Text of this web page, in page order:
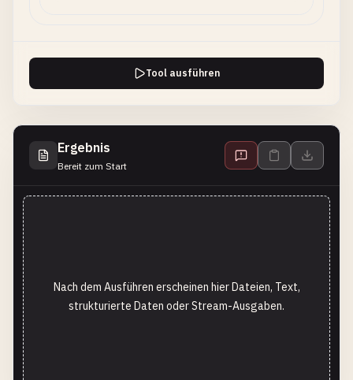
Tool ausführen
Ergebnis
Bereit zum Start
Nach dem Ausführen erscheinen hier Dateien, Text,
strukturierte Daten oder Stream-Ausgaben.